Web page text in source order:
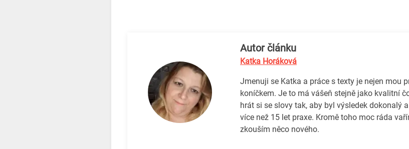
Autor článku
Katka Horáková
Jmenuji se Katka a práce s texty je nejen mou
koníčkem. Je to má vášeň stejně jako kvalitní
hrát si se slovy tak, aby byl výsledek dokonalý
více než 15 let praxe. Kromě toho moc ráda
zkouším něco nového.